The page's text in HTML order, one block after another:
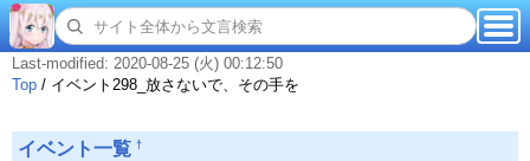
Last-modified: 2020-08-25 (火) 00:12:50
Top / イベント298_放さないで、その手を
イベント一覧 †